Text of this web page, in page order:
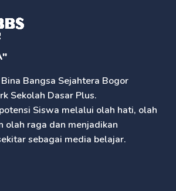
Bangsa Sejahtera Bogor
Sekolah Dasar Plus.
Siswa melalui olah hati, olah
olah raga dan menjadikan
sebagai media belajar.